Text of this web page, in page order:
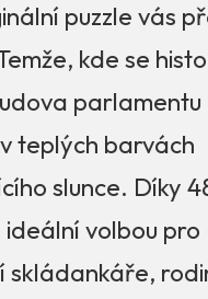
puzzle vás
kde se
parlamentu
teplých barvách
slunce. Díky
ideální volbou pro
skládankáře,